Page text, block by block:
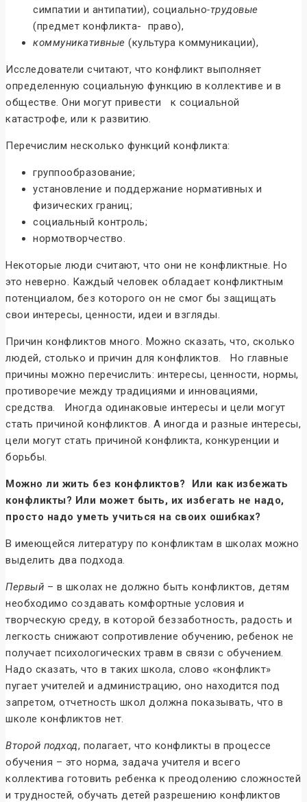
симпатии и антипатии), социально-трудовые
(предмет конфликта- право),
коммуникативные (культура коммуникации),
Исследователи считают, что конфликт выполняет
определенную социальную функцию в коллективе и в
обществе. Они могут привести к социальной
катастрофе, или к развитию.
Перечислим несколько функций конфликта:
группообразование;
установление и поддержание нормативных и
физических границ;
социальный контроль;
нормотворчество.
Некоторые люди считают, что они не конфликтные. Но
это неверно. Каждый человек обладает конфликтным
потенциалом, без которого он не смог бы защищать
свои интересы, ценности, идеи и взгляды.
Причин конфликтов много. Можно сказать, что, сколько
людей, столько и причин для конфликтов. Но главные
причины можно перечислить: интересы, ценности, нормы,
противоречие между традициями и инновациями,
средства. Иногда одинаковые интересы и цели могут
стать причиной конфликтов. А иногда и разные интересы,
цели могут стать причиной конфликта, конкуренции и
борьбы.
Можно ли жить без конфликтов? Или как избежать
конфликты? Или может быть, их избегать не надо,
просто надо уметь учиться на своих ошибках?
В имеющейся литературу по конфликтам в школах можно
выделить два подхода.
Первый – в школах не должно быть конфликтов, детям
необходимо создавать комфортные условия и
творческую среду, в которой беззаботность, радость и
легкость снижают сопротивление обучению, ребенок не
получает психологических травм в связи с обучением.
Надо сказать, что в таких школа, слово «конфликт»
пугает учителей и администрацию, оно находится под
запретом, отчетность школ должна показывать, что в
школе конфликтов нет.
Второй подход, полагает, что конфликты в процессе
обучения – это норма, задача учителя и всего
коллектива готовить ребенка к преодолению сложностей
и трудностей, обучать детей разрешению конфликтов